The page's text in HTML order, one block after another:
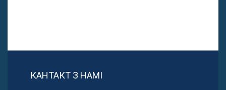
КАНТАКТ З НАМІ